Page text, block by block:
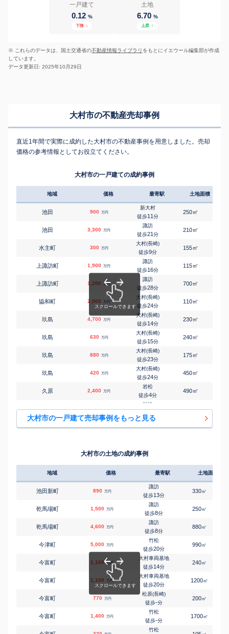
一戸建て
0.12 %
下降 ↓
土地
6.70 %
上昇 ↑
※ これらのデータは、国土交通省の不動産情報ライブラリ をもとにイエウール編集部が作成
しています。
データ更新日: 2025年10月29日
大村市の不動産売却事例
直近1年間で実際に成約した大村市の不動産事例を用意しました。売却
価格の参考情報としてお役立てください。
大村市の一戸建ての成約事例
地域 価格 最寄駅 土地面積
池田 900 万円
新大村
徒歩11分
250㎡
池田 3,300 万円
諏訪
徒歩21分
210㎡
水主町 300 万円
大村(長崎)
徒歩9分
155㎡
上諏訪町 1,900 万円
諏訪
徒歩16分
115㎡
上諏訪町 1,200 万円
諏訪
徒歩28分
700㎡
協和町 2,000 万円
大村(長崎)
徒歩24分
110㎡
玖島 4,700 万円
大村(長崎)
徒歩14分
230㎡
玖島 630 万円
大村(長崎)
徒歩15分
240㎡
玖島 880 万円
大村(長崎)
徒歩23分
175㎡
玖島 420 万円
大村(長崎)
徒歩24分
450㎡
久原 2,400 万円
岩松
徒歩4分
490㎡
久原 2,300 万円
岩松
125㎡
久原 1,200 万円
岩松
20
180㎡
大村(長崎)
徒歩26分
木場 4,700 万円
21分
200㎡
岩松
25分
新大村
19分
諏訪
16分
4,200 万円
諏訪
徒歩6分
万円
諏訪
徒歩6分
800 万円
大村(長崎)
徒歩 13分
竹松
14分
竹松
19分
大村市の一戸建て売却事例をもっと見る
大村市の土地の成約事例
地域 価格 最寄駅 土地面積
池田新町 890 万円
諏訪
徒歩13分
330㎡
乾馬場町 1,500 万円
諏訪
徒歩8分
250㎡
乾馬場町 4,600 万円
諏訪
徒歩8分
880㎡
今津町 5,000 万円
竹松
徒歩20分
990㎡
今富町 1,100 万円
大村車両基地
徒歩14分
240㎡
今富町 1,100 万円
大村車両基地
徒歩20分
1200㎡
今富町 770 万円
松原(長崎)
徒歩-分
200㎡
今富町 1,400 万円
竹松
徒歩-分
1700㎡
竹松